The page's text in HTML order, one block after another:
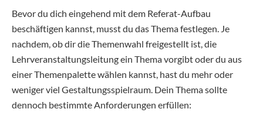
Bevor du dich eingehend mit dem Referat-Aufbau
beschäftigen kannst, musst du das Thema festlegen. Je
nachdem, ob dir die Themenwahl freigestellt ist, die
Lehrveranstaltungsleitung ein Thema vorgibt oder du aus
einer Themenpalette wählen kannst, hast du mehr oder
weniger viel Gestaltungsspielraum. Dein Thema sollte
dennoch bestimmte Anforderungen erfüllen: